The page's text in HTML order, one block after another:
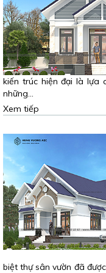
kiến trúc hiện đại là lựa
những…
Xem tiếp
biệt thự sân vườn đã